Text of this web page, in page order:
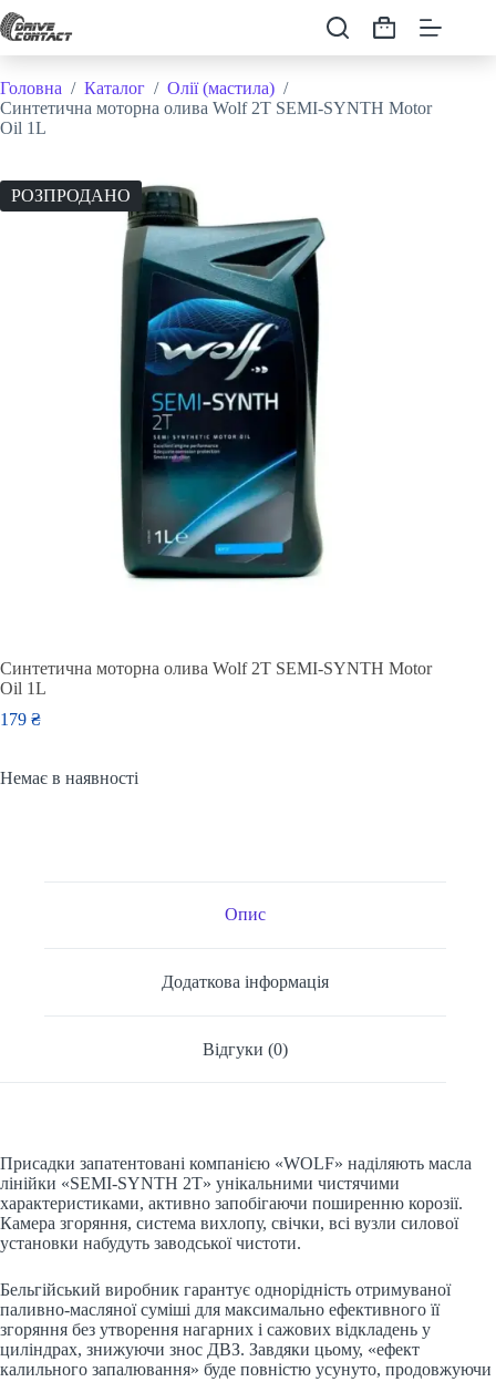
Перейти
до
Кошик
Головна / Каталог / Олії (мастила) /
Синтетична моторна олива Wolf 2T SEMI-SYNTH Motor
Oil 1L
РОЗПРОДАНО
Синтетична моторна олива Wolf 2T SEMI-SYNTH Motor
Oil 1L
179 ₴
Немає в наявності
Опис
Додаткова інформація
Відгуки (0)
Присадки запатентовані компанією «WOLF» наділяють масла
лінійки «SEMI-SYNTH 2T» унікальними чистячими
характеристиками, активно запобігаючи поширенню корозії.
Камера згоряння, система вихлопу, свічки, всі вузли силової
установки набудуть заводської чистоти.
Бельгійський виробник гарантує однорідність отримуваної
паливно-масляної суміші для максимально ефективного її
згоряння без утворення нагарних і сажових відкладень у
циліндрах, знижуючи знос ДВЗ. Завдяки цьому, «ефект
калильного запалювання» буде повністю усунуто, продовжуючи